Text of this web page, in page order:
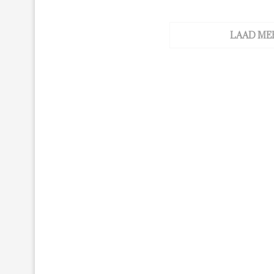
LAAD